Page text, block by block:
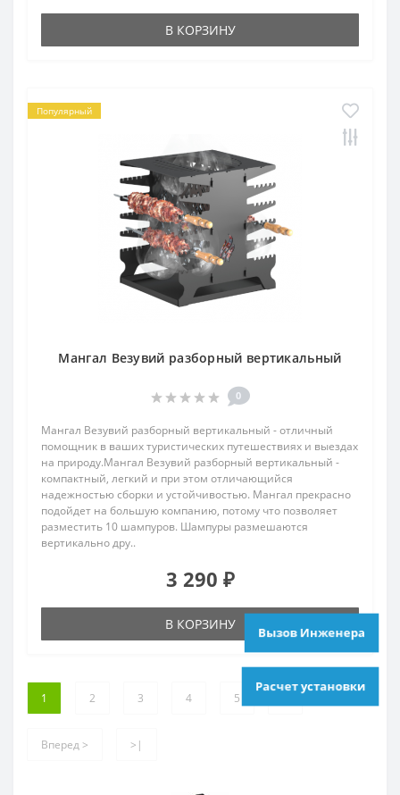
В КОРЗИНУ
Популярный
Мангал Везувий разборный вертикальный
0
Мангал Везувий разборный вертикальный - отличный
помощник в ваших туристических путешествиях и выездах
на природу.Мангал Везувий разборный вертикальный -
компактный, легкий и при этом отличающийся
надежностью сборки и устойчивостью. Мангал прекрасно
подойдет на большую компанию, потому что позволяет
разместить 10 шампуров. Шампуры размешаются
вертикально дру..
3 290 ₽
В КОРЗИНУ
1 2 3 4 5
Вперед > >|
Расчет установки
Вызов Инженера